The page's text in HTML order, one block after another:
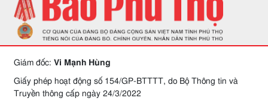
Giám đốc: Vi Mạnh Hùng
Giấy phép hoạt động số 154/GP-BTTTT, do Bộ Thông tin và
Truyền thông cấp ngày 24/3/2022